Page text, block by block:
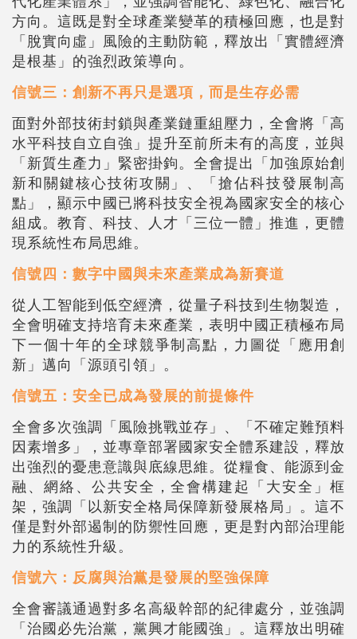
方向。這既是對全球產業變革的積極回應，也是對
「脫實向虛」風險的主動防範，釋放出「實體經濟
是根基」的強烈政策導向。
信號三：創新不再只是選項，而是生存必需
面對外部技術封鎖與產業鏈重組壓力，全會將「高
水平科技自立自強」提升至前所未有的高度，並與
「新質生產力」緊密掛鉤。全會提出「加強原始創
新和關鍵核心技術攻關」、「搶佔科技發展制高
點」，顯示中國已將科技安全視為國家安全的核心
組成。教育、科技、人才「三位一體」推進，更體
現系統性布局思維。
信號四：數字中國與未來產業成為新賽道
從人工智能到低空經濟，從量子科技到生物製造，
全會明確支持培育未來產業，表明中國正積極布局
下一個十年的全球競爭制高點，力圖從「應用創
新」邁向「源頭引領」。
信號五：安全已成為發展的前提條件
全會多次強調「風險挑戰並存」、「不確定難預料
因素增多」，並專章部署國家安全體系建設，釋放
出強烈的憂患意識與底線思維。從糧食、能源到金
融、網絡、公共安全，全會構建起「大安全」框
架，強調「以新安全格局保障新發展格局」。這不
僅是對外部遏制的防禦性回應，更是對內部治理能
力的系統性升級。
信號六：反腐與治黨是發展的堅強保障
全會審議通過對多名高級幹部的紀律處分，並強調
「治國必先治黨，黨興才能國強」。這釋放出明確